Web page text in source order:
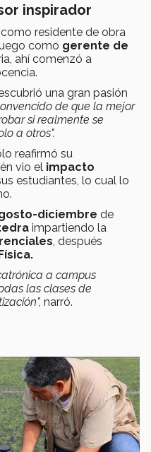
inspirador
residente de obra
como gerente de
ahí comenzó a
una gran pasión
de que la mejor
si realmente se
a otros".
reafirmó su
vio el impacto
estudiantes, lo cual lo
diciembre de
impartiendo la
, después
a campus
las clases de
narró.